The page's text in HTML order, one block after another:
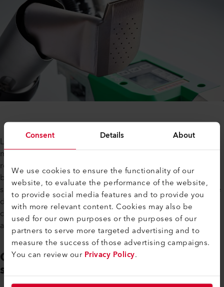
Consent Details About
We use cookies to ensure the functionality of our
website, to evaluate the performance of the website,
to provide social media features and to provide you
with more relevant content. Cookies may also be
used for our own purposes or the purposes of our
partners to serve more targeted advertising and to
measure the success of those advertising campaigns.
You can review ourPrivacy Policy.
Lors du soudage de membranes TPO ou d'autres
membranes de toiture difficiles à souder, nous
recommandons la nouvelle buse de grattage Leister inseam
brevetée. En effet, le procédé de raclage breveté élimine la
surface oxydée pendant le soudage par contact avec la buse
de raclage inseam. Il n'est donc pas nécessaire d'activer le
cordon de soudure dans la plupart des cas (par exemple,
avec des substances chimiques).
Gestion de l'énergie pour le
soudage en continu